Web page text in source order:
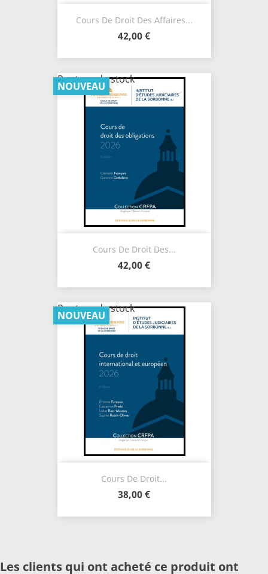
Cours De Droit Des Affaires...
42,00 €
Cours De Droit Des...
42,00 €
NOUVEAU
Rupture de stock
Cours De Droit...
38,00 €
NOUVEAU
Rupture de stock
Les clients qui ont acheté ce produit ont